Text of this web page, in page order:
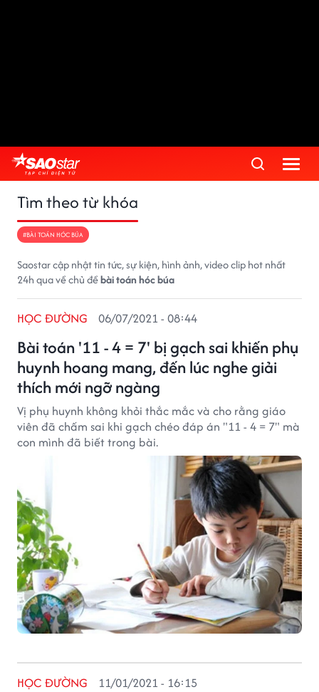
Tìm theo từ khóa
#BÀI TOÁN HÓC BÚA
Saostar cập nhật tin tức, sự kiện, hình ảnh, video clip hot nhất
24h qua về chủ đềbài toán hóc búa
Bài toán '11 - 4 = 7' bị gạch sai khiến phụ
huynh hoang mang, đến lúc nghe giải
thích mới ngỡ ngàng
HỌC ĐƯỜNG 06/07/2021 - 08:44
Vị phụ huynh không khỏi thắc mắc và cho rằng giáo
viên đã chấm sai khi gạch chéo đáp án "11 - 4 = 7" mà
con mình đã biết trong bài.
HỌC ĐƯỜNG 11/01/2021 - 16:15